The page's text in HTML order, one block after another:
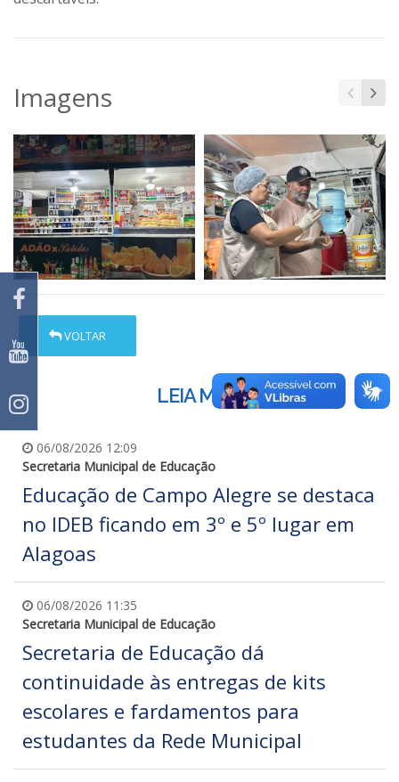
Imagens
VOLTAR
LEIA MAIS
06/08/2026 12:09
Secretaria Municipal de Educação
Educação de Campo Alegre se destaca
no IDEB ficando em 3º e 5º lugar em
Alagoas
06/08/2026 11:35
Secretaria Municipal de Educação
Secretaria de Educação dá
continuidade às entregas de kits
escolares e fardamentos para
estudantes da Rede Municipal